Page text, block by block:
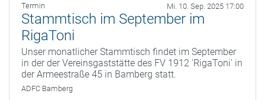
Termin Mi. 10. Sep. 2025 17:00
Stammtisch im September im
RigaToni
Unser monatlicher Stammtisch findet im September
in der der Vereinsgaststätte des FV 1912 'RigaToni' in
der Armeestraße 45 in Bamberg statt.
ADFC Bamberg